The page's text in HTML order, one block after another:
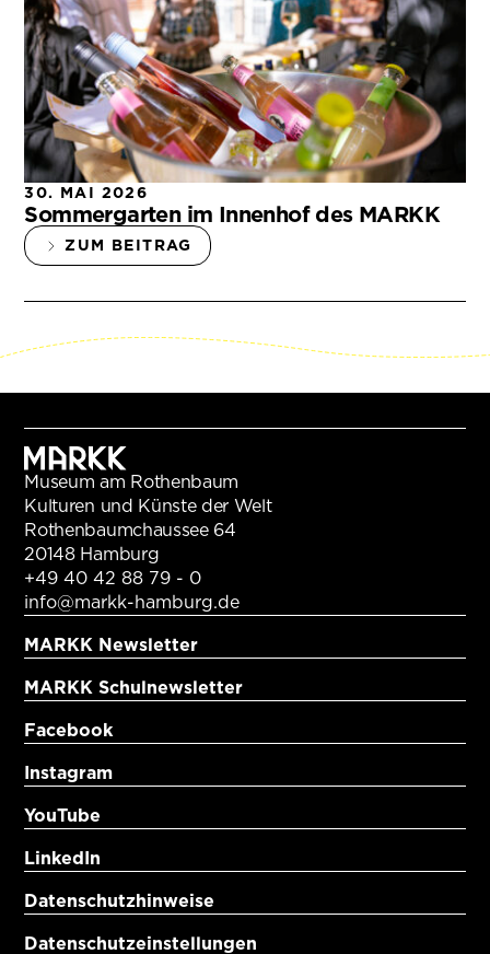
30. MAI 2026
Sommergarten im Innenhof des MARKK
ZUM BEITRAG
Museum am Rothenbaum
Kulturen und Künste der Welt
Rothenbaumchaussee 64
20148 Hamburg
+49 40 42 88 79 - 0
info@markk-hamburg.de
MARKK Newsletter
MARKK Schulnewsletter
Facebook
Instagram
YouTube
LinkedIn
Datenschutzhinweise
Datenschutzeinstellungen